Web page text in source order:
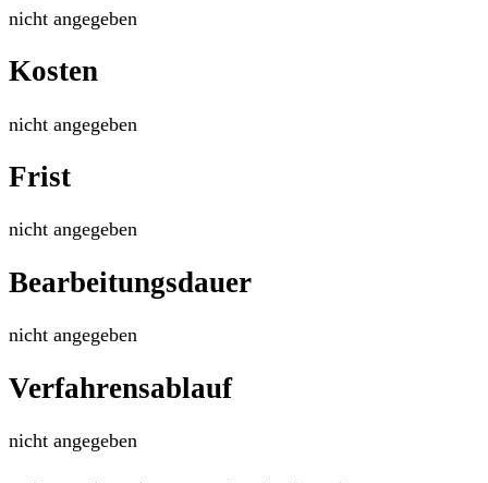
nicht angegeben
Kosten
nicht angegeben
Frist
nicht angegeben
Bearbeitungsdauer
nicht angegeben
Verfahrensablauf
nicht angegeben